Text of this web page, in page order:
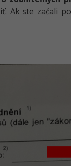
Ak ste začali